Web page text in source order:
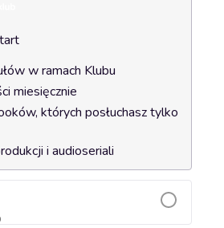
w ramach Klubu
miesięcznie
których posłuchasz tylko
i audioseriali
do koszyka